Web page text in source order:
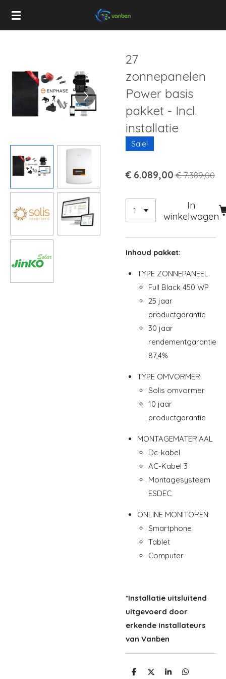
Ga
27
zonnepanelen
Power basis
pakket - Incl.
installatie
Sale!
€ 6.089,00 € 7.389,00
In
winkelwagen
Inhoud pakket:
TYPE ZONNEPANEEL
Full Black 450 WP
25 jaar
productgarantie
30 jaar
rendementgarantie
87,4%
TYPE OMVORMER
Solis omvormer
10 jaar
productgarantie
MONTAGEMATERIAAL
Dc-kabel
AC-Kabel 3
Montagesysteem
ESDEC
ONLINE MONITOREN
Smartphone
Tablet
Computer
*Installatie uitsluitend
uitgevoerd door
erkende installateurs
van Vanben
D
D
S
D